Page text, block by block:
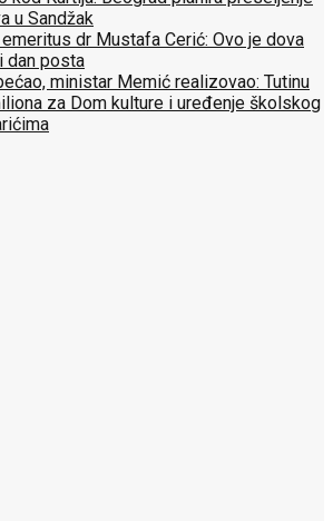
u Sandžak
dr Mustafa Cerić: Ovo je dova
dan posta
ministar Memić realizovao: Tutinu
za Dom kulture i uređenje školskog